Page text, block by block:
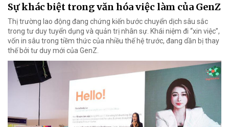
Sự khác biệt trong văn hóa việc làm của GenZ
Thị trường lao động đang chứng kiến bước chuyển dịch sâu sắc
trong tư duy tuyển dụng và quản trị nhân sự. Khái niệm đi “xin việc”,
vốn in sâu trong tiềm thức của nhiều thế hệ trước, đang dần bị thay
thế bởi tư duy mới của GenZ.